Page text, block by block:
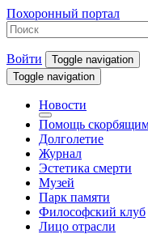
Похоронный портал
Войти
Toggle navigation
Toggle navigation
Новости
Помощь
Долголетие
Журнал
Эстетика смерти
Музей
Парк памяти
Философский клуб
Лицо отрасли